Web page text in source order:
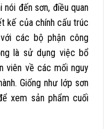
đến sơn, điều quan
kế của chính cấu trúc
các bộ phận công
là sử dụng việc bổ
viên về các mối nguy
Giống như lớp sơn
xem sản phẩm cuối